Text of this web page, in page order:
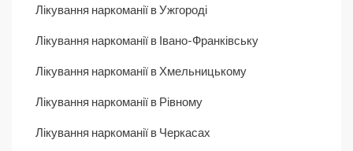
Лікування наркоманії в Ужгороді
Лікування наркоманії в Івано-Франківську
Лікування наркоманії в Хмельницькому
Лікування наркоманії в Рівному
Лікування наркоманії в Черкасах